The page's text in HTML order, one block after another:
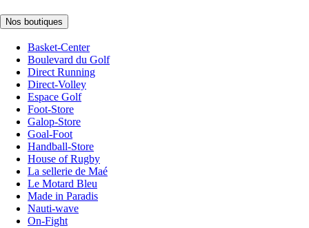
Nos boutiques
Basket-Center
Boulevard du Golf
Direct Running
Direct-Volley
Espace Golf
Foot-Store
Galop-Store
Goal-Foot
Handball-Store
House of Rugby
La sellerie de Maé
Le Motard Bleu
Made in Paradis
Nauti-wave
On-Fight